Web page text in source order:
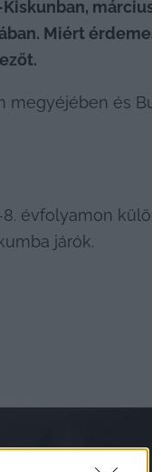
Miért
megyéjében és
évfolyamon
járók.